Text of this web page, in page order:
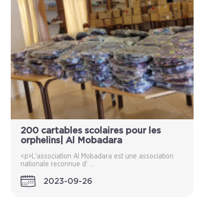
200 cartables scolaires pour les
orphelins| Al Mobadara
<p>L'association Al Mobadara est une association
nationale reconnue d' ...
2023-09-26